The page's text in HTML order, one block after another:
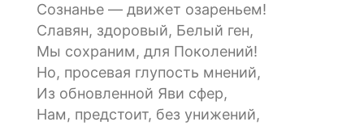
Сознанье — движет озареньем!
Славян, здоровый, Белый ген,
Мы сохраним, для Поколений!
Но, просевая глупость мнений,
Из обновленной Яви сфер,
Нам, предстоит, без унижений,